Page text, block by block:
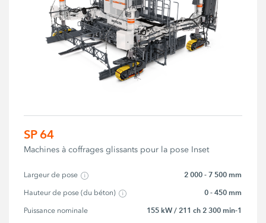
SP 64
Machines à coffrages glissants pour la pose Inset
Largeur de pose 2 000 - 7 500 mm
Hauteur de pose (du béton) 0 - 450 mm
Puissance nominale 155 kW / 211 ch 2 300 min-1